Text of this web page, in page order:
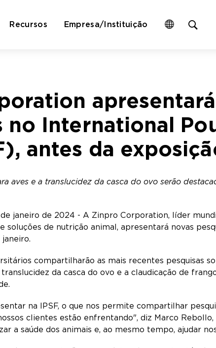
Recursos Empresa/Instituição
no International
antes da
aves e a translucidez da casca do ovo serão
janeiro de 2024 - A Zinpro Corporation, líder
soluções de nutrição animal, apresentará novas
compartilharão as mais recentes pesquisas
da casca do ovo e a claudicação de
na IPSF, o que nos permite compartilhar
clientes estão enfrentando", diz Marco
a saúde dos animais e, ao mesmo tempo, ajudar